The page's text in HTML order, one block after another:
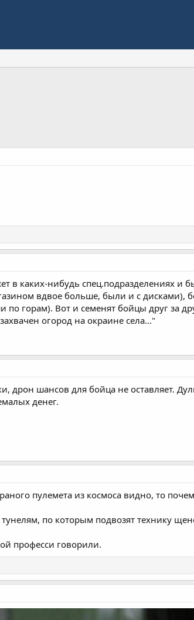
в каких-нибудь спец.подразделениях
вдвое больше, были и с дисками),
по горам). Вот и семенят бойцы друг за
огород на окраине села..."
дрон шансов для бойца не оставляет.
денег.
пулемета из космоса видно, то
по которым подвозят технику
професси говорили.